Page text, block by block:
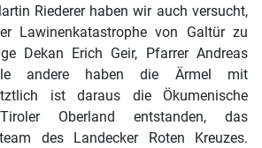
Riederer haben wir auch versucht,
Lawinenkatastrophe von Galtür zu
Dekan Erich Geir, Pfarrer Andreas
andere haben die Ärmel mit
ist daraus die Ökumenische
Oberland entstanden, das
des Landecker Roten Kreuzes.